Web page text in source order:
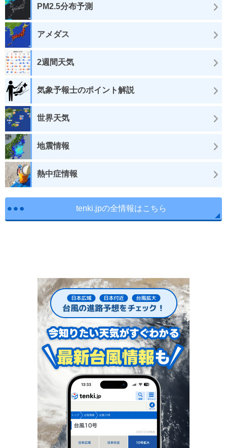
PM2.5分布予測
アメダス
2週間天気
気象予報士のポイント解説
世界天気
地震情報
熱中症情報
tenki.jpの全情報はこちら